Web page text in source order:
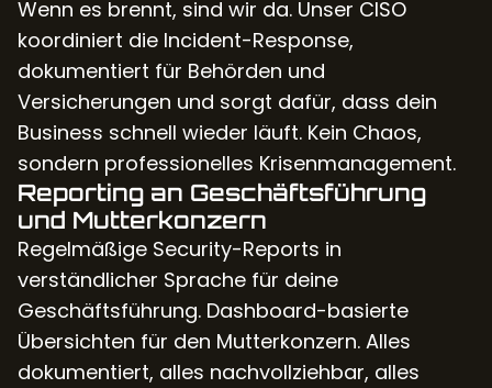
Wenn es brennt, sind wir da. Unser CISO
koordiniert die Incident-Response,
dokumentiert für Behörden und
Versicherungen und sorgt dafür, dass dein
Business schnell wieder läuft. Kein Chaos,
sondern professionelles Krisenmanagement.
Reporting an Geschäftsführung
und Mutterkonzern
Regelmäßige Security-Reports in
verständlicher Sprache für deine
Geschäftsführung. Dashboard-basierte
Übersichten für den Mutterkonzern. Alles
dokumentiert, alles nachvollziehbar, alles